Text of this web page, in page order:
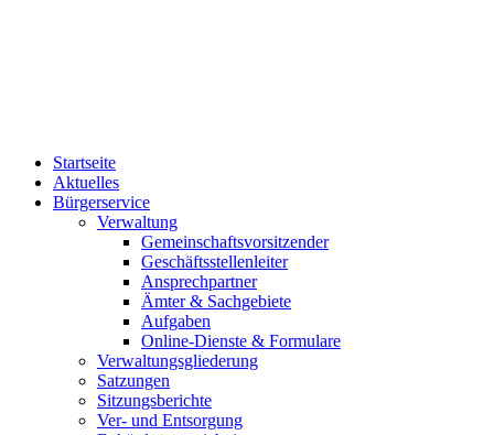
Startseite
Aktuelles
Bürgerservice
Verwaltung
Gemeinschaftsvorsitzender
Geschäftsstellenleiter
Ansprechpartner
Ämter & Sachgebiete
Aufgaben
Online-Dienste & Formulare
Verwaltungsgliederung
Satzungen
Sitzungsberichte
Ver- und Entsorgung